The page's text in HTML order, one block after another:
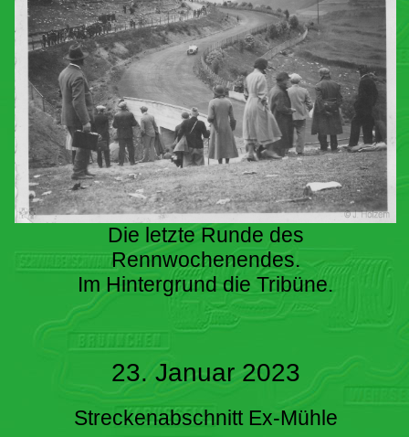
Die letzte Runde des
Rennwochenendes.
Im Hintergrund die Tribüne.
23. Januar 2023
Streckenabschnitt Ex-Mühle